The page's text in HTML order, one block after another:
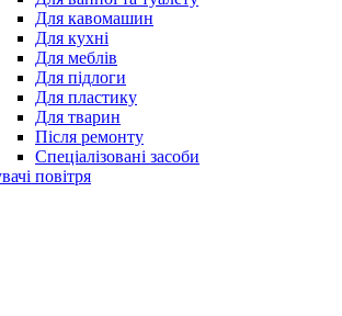
Для кавомашин
Для кухні
Для меблів
Для підлоги
Для пластику
Для тварин
Після ремонту
Спеціалізовані засоби
повітря